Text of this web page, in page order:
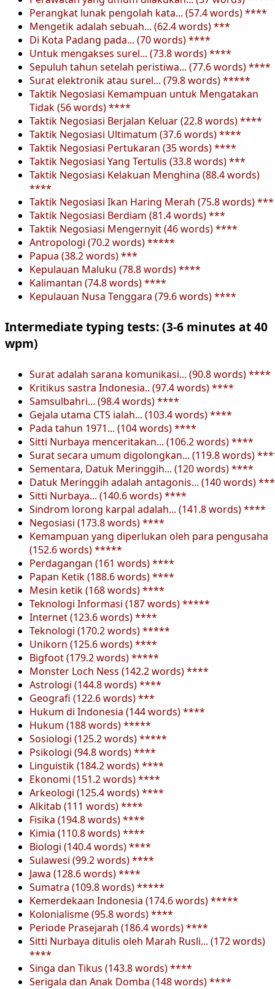
Perangkat lunak pengolah kata... (57.4 words) ****
Mengetik adalah sebuah... (62.4 words) ***
Di Kota Padang pada... (70 words) ****
Untuk mengakses surel... (73.8 words) ****
Sepuluh tahun setelah peristiwa... (77.6 words) ****
Surat elektronik atau surel... (79.8 words) *****
Taktik Negosiasi Kemampuan untuk Mengatakan
Tidak (56 words) ****
Taktik Negosiasi Berjalan Keluar (22.8 words) ****
Taktik Negosiasi Ultimatum (37.6 words) ****
Taktik Negosiasi Pertukaran (35 words) ****
Taktik Negosiasi Yang Tertulis (33.8 words) ***
Taktik Negosiasi Kelakuan Menghina (88.4 words)
****
Taktik Negosiasi Ikan Haring Merah (75.8 words) ***
Taktik Negosiasi Berdiam (81.4 words) ***
Taktik Negosiasi Mengernyit (46 words) ****
Antropologi (70.2 words) *****
Papua (38.2 words) ***
Kepulauan Maluku (78.8 words) ****
Kalimantan (74.8 words) ****
Kepulauan Nusa Tenggara (79.6 words) ****
Intermediate typing tests: (3-6 minutes at 40
wpm)
Surat adalah sarana komunikasi... (90.8 words) ****
Kritikus sastra Indonesia.. (97.4 words) ****
Samsulbahri... (98.4 words) ****
Gejala utama CTS ialah... (103.4 words) ****
Pada tahun 1971... (104 words) ****
Sitti Nurbaya menceritakan... (106.2 words) ****
Surat secara umum digolongkan... (119.8 words)
Sementara, Datuk Meringgih... (120 words) ****
Datuk Meringgih adalah antagonis... (140 words)
Sitti Nurbaya... (140.6 words) ****
Sindrom lorong karpal adalah... (141.8 words) ****
Negosiasi (173.8 words) ****
Kemampuan yang diperlukan oleh para pengusaha
(152.6 words) *****
Perdagangan (161 words) ****
Papan Ketik (188.6 words) ****
Mesin ketik (168 words) ****
Teknologi Informasi (187 words) *****
Internet (123.6 words) ****
Teknologi (170.2 words) *****
Unikorn (125.6 words) ****
Bigfoot (179.2 words) *****
Monster Loch Ness (142.2 words) ****
Astrologi (144.8 words) ****
Geografi (122.6 words) ***
Hukum di Indonesia (144 words) ****
Hukum (188 words) *****
Sosiologi (125.2 words) *****
Psikologi (94.8 words) ****
Linguistik (184.2 words) ****
Ekonomi (151.2 words) ****
Arkeologi (125.4 words) ****
Alkitab (111 words) ****
Fisika (194.8 words) ****
Kimia (110.8 words) ****
Biologi (140.4 words) ****
Sulawesi (99.2 words) ****
Jawa (128.6 words) ****
Sumatra (109.8 words) *****
Kemerdekaan Indonesia (174.6 words) *****
Kolonialisme (95.8 words) ****
Periode Prasejarah (186.4 words) ****
Sitti Nurbaya ditulis oleh Marah Rusli... (172 words)
****
Singa dan Tikus (143.8 words) ****
Serigala dan Anak Domba (148 words) ****